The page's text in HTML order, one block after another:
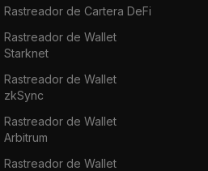
Rastreador de Cartera DeFi
Rastreador de Wallet
Starknet
Rastreador de Wallet
zkSync
Rastreador de Wallet
Arbitrum
Rastreador de Wallet